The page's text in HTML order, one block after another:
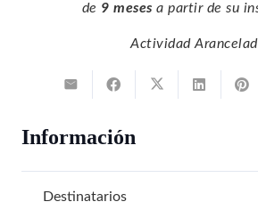
de 9 meses a partir de su
Actividad
Información
Destinatarios